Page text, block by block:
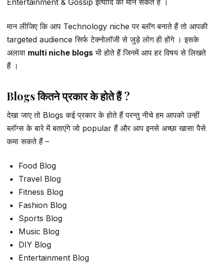
Entertainment & Gossip इत्यादि को मान सकते हैं ।
मान लीजिए कि आप Technology niche पर ब्लॉग बनाते हैं तो आपकी
targeted audience सिर्फ टेक्नोलॉजी से जुड़े लोग ही होंगे । इसके
अलावा multi niche blogs भी होते हैं जिनमें आप हर विषय से लिखते
हैं ।
Blogs कितने प्रकार के होते हैं ?
देखा जाए तो Blogs कई प्रकार के होते हैं परन्तु नीचे हम आपको उन्हीं
ब्लॉग्स के बारे में बताएंगे जो popular हैं और आप इनसे अच्छा खासा पैसे
कमा सकते हैं –
Food Blog
Travel Blog
Fitness Blog
Fashion Blog
Sports Blog
Music Blog
DIY Blog
Entertainment Blog